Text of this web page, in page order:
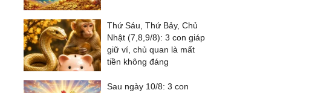
Thứ Sáu, Thứ Bảy, Chủ
Nhật (7,8,9/8): 3 con giáp
giữ ví, chủ quan là mất
tiền không đáng
Sau ngày 10/8: 3 con